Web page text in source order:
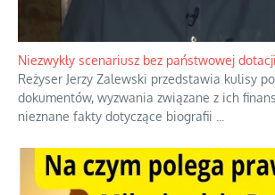
Niezwykły scenariusz bez państwowej dotacji
Reżyser Jerzy Zalewski przedstawia kulisy
dokumentów, wyzwania związane z ich
nieznane fakty dotyczące biografii